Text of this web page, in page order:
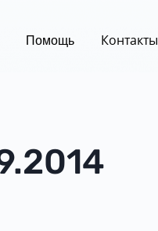
Помощь Контакты